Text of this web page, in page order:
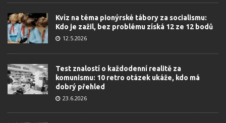
Kvíz na téma pionýrské tábory za socialismu:
Kdo je zažil, bez problému získá 12 ze 12 bodů
12.5.2026
Test znalostí o každodenní realitě za
komunismu: 10 retro otázek ukáže, kdo má
dobrý přehled
23.6.2026